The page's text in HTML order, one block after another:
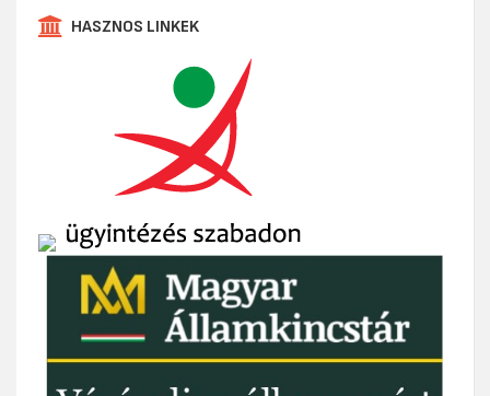
HASZNOS LINKEK